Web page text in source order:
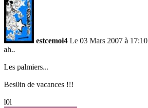
estcemoi4 Le 03 Mars 2007 à 17:10
ah..
Les palmiers...
Bes0in de vacances !!!
l0l